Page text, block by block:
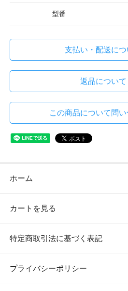
型番
支払い・配送につ
返品について
この商品について問
ホーム
カートを見る
特定商取引法に基づく表記
プライバシーポリシー